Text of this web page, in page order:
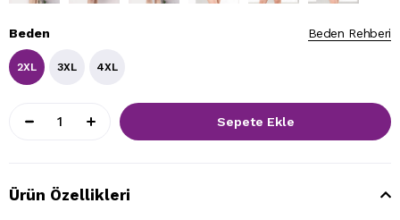
Beden Rehberi
Beden
2XL 3XL 4XL
Ürün Özellikleri